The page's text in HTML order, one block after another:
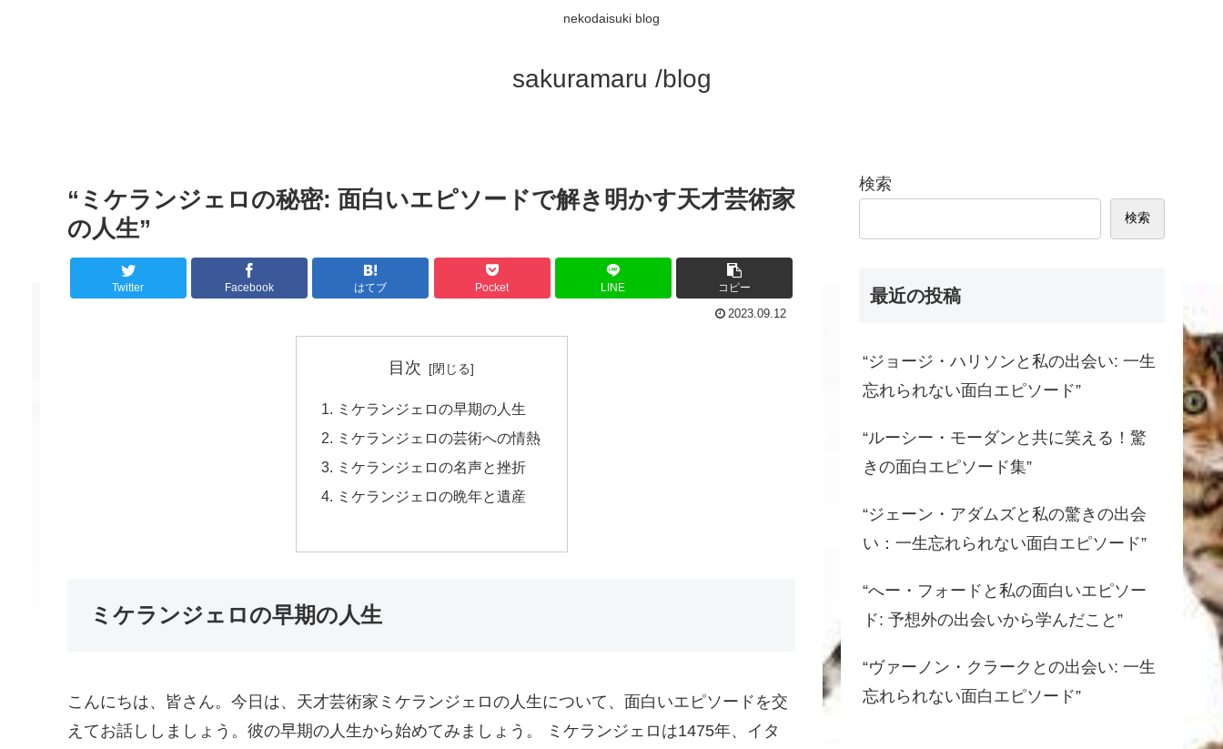
nekodaisuki blog
sakuramaru /blog
“ミケランジェロの秘密: 面白いエピソードで解き明かす天才芸術家
の人生”
Twitter Facebook はてブ Pocket LINE コピー
2023.09.12
目次
ミケランジェロの早期の人生
ミケランジェロの芸術への情熱
ミケランジェロの名声と挫折
ミケランジェロの晩年と遺産
ミケランジェロの早期の人生
こんにちは、皆さん。今日は、天才芸術家ミケランジェロの人生について、面白いエピソードを交
えてお話ししましょう。彼の早期の人生から始めてみましょう。 ミケランジェロは1475年、イタ
検索
検索
最近の投稿
“ジョージ・ハリソンと私の出会い: 一生
忘れられない面白エピソード”
“ルーシー・モーダンと共に笑える！驚
きの面白エピソード集”
“ジェーン・アダムズと私の驚きの出会
い：一生忘れられない面白エピソード”
“へー・フォードと私の面白いエピソー
ド: 予想外の出会いから学んだこと”
“ヴァーノン・クラークとの出会い: 一生
忘れられない面白エピソード”